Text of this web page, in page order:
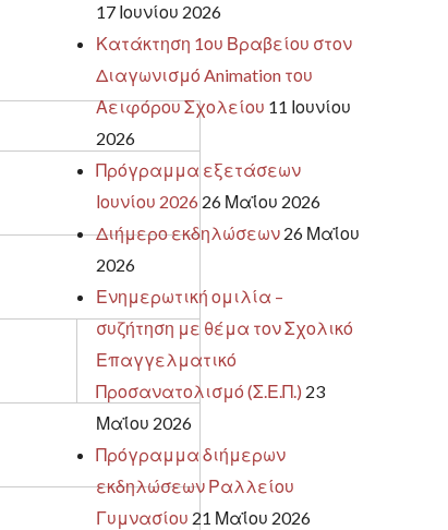
17 Ιουνίου 2026
Κατάκτηση 1ου Βραβείου στον
Διαγωνισμό Animation του
Αειφόρου Σχολείου 11 Ιουνίου
2026
Πρόγραμμα εξετάσεων
Ιουνίου 2026 26 Μαΐου 2026
Διήμερο εκδηλώσεων 26 Μαΐου
2026
Ενημερωτική ομιλία –
συζήτηση με θέμα τον Σχολικό
Επαγγελματικό
Προσανατολισμό (Σ.Ε.Π.) 23
Μαΐου 2026
Πρόγραμμα διήμερων
εκδηλώσεων Ραλλείου
Γυμνασίου 21 Μαΐου 2026